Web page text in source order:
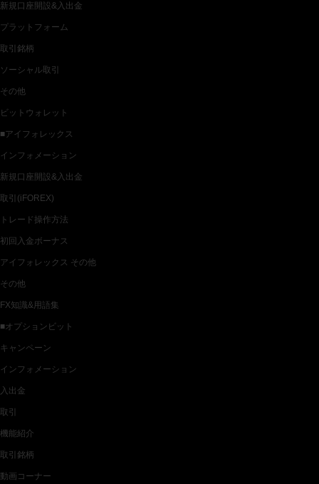
新規口座開設&入出金
プラットフォーム
取引銘柄
ソーシャル取引
その他
ビットウォレット
■アイフォレックス
インフォメーション
新規口座開設&入出金
取引(iFOREX)
トレード操作方法
初回入金ボーナス
アイフォレックス その他
その他
FX知識&用語集
■オプションビット
キャンペーン
インフォメーション
入出金
取引
機能紹介
取引銘柄
動画コーナー